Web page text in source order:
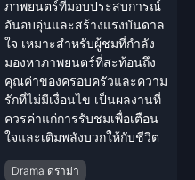
ภาพยนตร์ที่มอบประสบการณ์
อันอบอุ่นและสร้างแรงบันดาล
ใจ เหมาะสำหรับผู้ชมที่กำลัง
มองหาภาพยนตร์ที่สะท้อนถึง
คุณค่าของครอบครัวและความ
รักที่ไม่มีเงื่อนไข เป็นผลงานที่
ควรค่าแก่การรับชมเพื่อเตือน
ใจและเติมพลังบวกให้กับชีวิต
Drama ดราม่า